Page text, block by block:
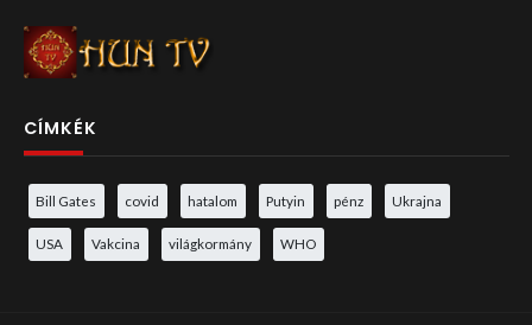
CÍMKÉK
Bill Gates covid hatalom Putyin pénz Ukrajna
USA Vakcina világkormány WHO